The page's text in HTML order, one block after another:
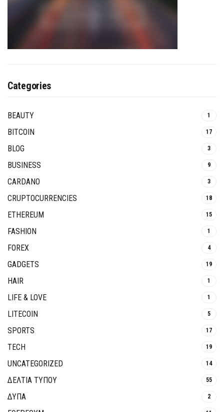
Categories
BEAUTY 1
BITCOIN 17
BLOG 3
BUSINESS 9
CARDANO 3
CRUPTOCURRENCIES 18
ETHEREUM 15
FASHION 1
FOREX 4
GADGETS 19
HAIR 1
LIFE & LOVE 1
LITECOIN 5
SPORTS 17
TECH 19
UNCATEGORIZED 14
ΔΕΛΤΙΑ ΤΥΠΟΥ 55
ΔΥΠΑ 2